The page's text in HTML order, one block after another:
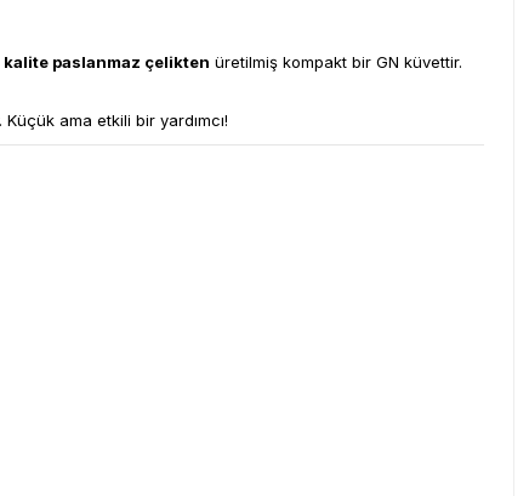
paslanmaz çelikten üretilmiş kompakt bir GN küvettir.
ama etkili bir yardımcı!